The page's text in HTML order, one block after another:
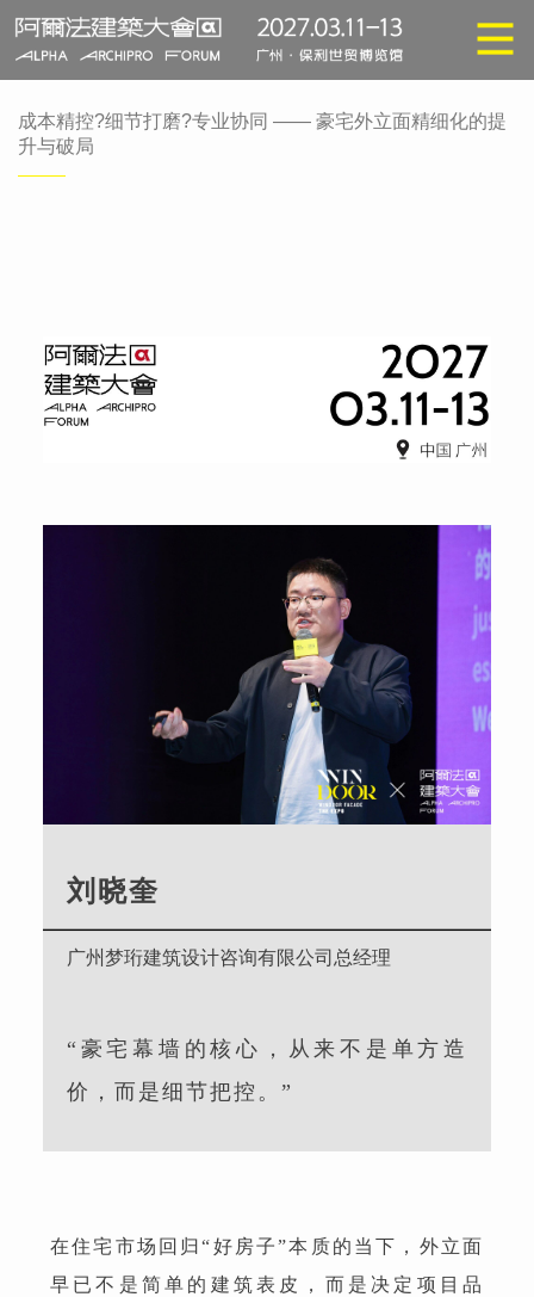
成本精控?细节打磨?专业协同 —— 豪宅外立面精细化的提
升与破局
刘晓奎
广州梦珩建筑设计咨询有限公司总经理
“豪宅幕墙的核心，从来不是单方造
价，而是细节把控。”
在住宅市场回归“好房子”本质的当下，外立面
早已不是简单的建筑表皮，而是决定项目品